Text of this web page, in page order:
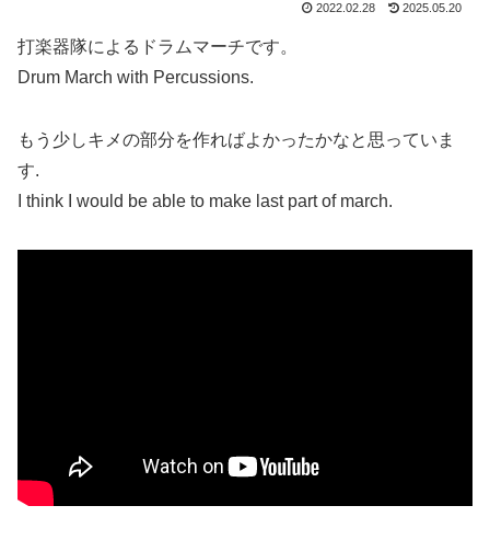
2022.02.28 2025.05.20
打楽器隊によるドラムマーチです。
Drum March with Percussions.
もう少しキメの部分を作ればよかったかなと思っていま
す.
I think I would be able to make last part of march.